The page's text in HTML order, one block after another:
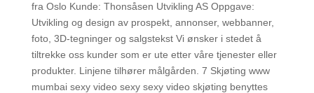
fra Oslo Kunde: Thonsåsen Utvikling AS Oppgave:
Utvikling og design av prospekt, annonser, webbanner,
foto, 3D-tegninger og salgstekst Vi ønsker i stedet å
tiltrekke oss kunder som er ute etter våre tjenester eller
produkter. Linjene tilhører målgården. 7 Skjøting www
mumbai sexy video sexy sexy video skjøting benyttes